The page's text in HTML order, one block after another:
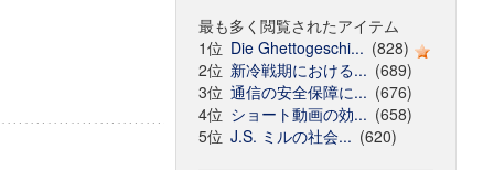
最も多く閲覧されたアイテム
1位 Die Ghettogeschi... (828)
2位 新冷戦期における... (689)
3位 通信の安全保障に... (676)
4位 ショート動画の効... (658)
5位 J.S. ミルの社会... (620)